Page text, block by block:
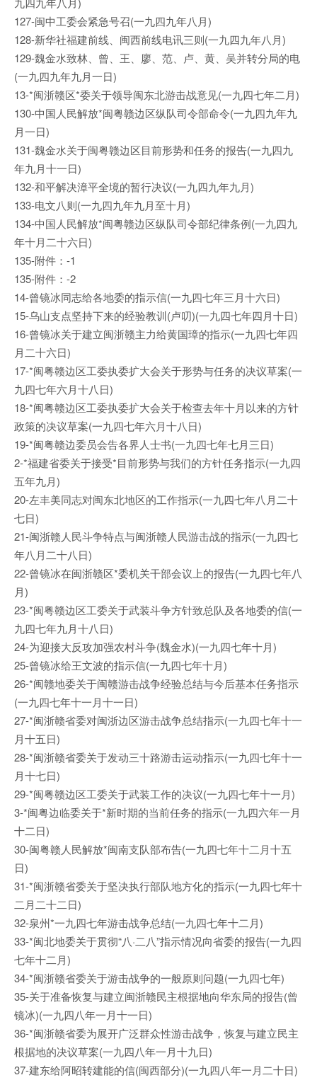
127-闽中工委会紧急号召(一九四九年八月)
128-新华社福建前线、闽西前线电讯三则(一九四九年八月)
129-魏金水致林、曾、王、廖、范、卢、黄、吴并转分局的电
(一九四九年九月一日)
13-*闽浙赣区*委关于领导闽东北游击战意见(一九四七年二月)
130-中国人民解放*闽粤赣边区纵队司令部命令(一九四九年九
月一日)
131-魏金水关于闽粤赣边区目前形势和任务的报告(一九四九
年九月十一日)
132-和平解决漳平全境的暂行决议(一九四九年九月)
133-电文八则(一九四九年九月至十月)
134-中国人民解放*闽粤赣边区纵队司令部纪律条例(一九四九
年十月二十六日)
135-附件：-1
135-附件：-2
14-曾镜冰同志给各地委的指示信(一九四七年三月十六日)
15-乌山支点坚持下来的经验教训(卢叨)(一九四七年四月十日)
16-曾镜冰关于建立闽浙赣主力给黄国璋的指示(一九四七年四
月二十六日)
17-*闽粤赣边区工委执委扩大会关于形势与任务的决议草案(一
九四七年六月十八日)
18-*闽粤赣边区工委执委扩大会关于检查去年十月以来的方针
政策的决议草案(一九四七年六月十八日)
19-*闽粤赣边委员会告各界人士书(一九四七年七月三日)
2-*福建省委关于接受*目前形势与我们的方针任务指示(一九四
五年九月)
20-左丰美同志对闽东北地区的工作指示(一九四七年八月二十
七日)
21-闽浙赣人民斗争特点与闽浙赣人民游击战的指示(一九四七
年八月二十八日)
22-曾镜冰在闽浙赣区*委机关干部会议上的报告(一九四七年八
月)
23-*闽粤赣边区工委关于武装斗争方针致总队及各地委的信(一
九四七年九月十八日)
24-为迎接大反攻加强农村斗争(魏金水)(一九四七年十月)
25-曾镜冰给王文波的指示信(一九四七年十月)
26-*闽赣地委关于闽赣游击战争经验总结与今后基本任务指示
(一九四七年十一月十一日)
27-*闽浙赣省委对闽浙边区游击战争总结指示(一九四七年十一
月十五日)
28-*闽浙赣省委关于发动三十路游击运动指示(一九四七年十一
月十七日)
29-*闽粤赣边区工委关于武装工作的决议(一九四七年十一月)
3-*闽粤边临委关于*新时期的当前任务的指示(一九四六年一月
十二日)
30-闽粤赣人民解放*闽南支队部布告(一九四七年十二月十五
日)
31-*闽浙赣省委关于坚决执行部队地方化的指示(一九四七年十
二月二十二日)
32-泉州*一九四七年游击战争总结(一九四七年十二月)
33-*闽北地委关于贯彻“八·二八”指示情况向省委的报告(一九四
七年十二月)
34-*闽浙赣省委关于游击战争的一般原则问题(一九四七年)
35-关于准备恢复与建立闽浙赣民主根据地向华东局的报告(曾
镜冰)(一九四八年一月十一日)
36-*闽浙赣省委为展开广泛群众性游击战争，恢复与建立民主
根据地的决议草案(一九四八年一月十九日)
37-建东给阿昭转建能的信(闽西部分)(一九四八年一月二十日)